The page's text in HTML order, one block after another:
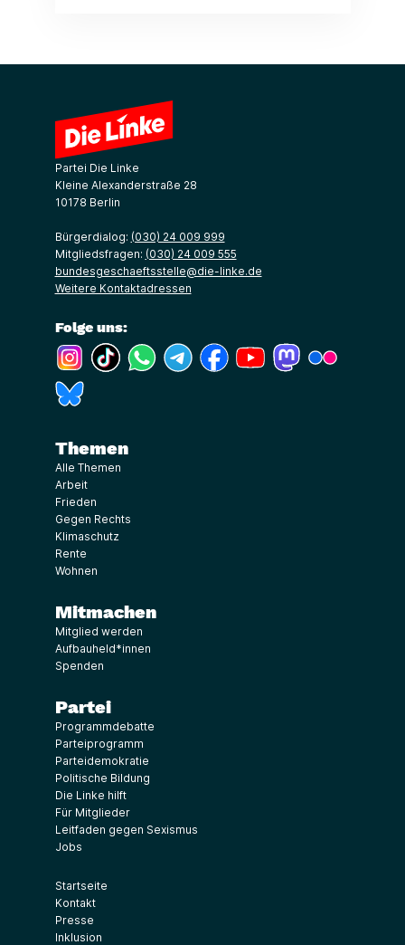
Partei Die Linke
Kleine Alexanderstraße 28
10178 Berlin
Bürgerdialog: (030) 24 009 999
Mitgliedsfragen: (030) 24 009 555
bundesgeschaeftsstelle@die-linke.de
Weitere Kontaktadressen
Folge uns:
(Link öffnet ein neues Fenster)
(Link öffnet ein neues Fenster)
(Link öffnet ein neues Fenster)
(Link öffnet ein neues Fenster)
(Link öffnet ein neues Fenster)
(Link öffnet ein neues
(Link öffnet ein
Themen
Alle Themen
Arbeit
Frieden
Gegen Rechts
Klimaschutz
Rente
Wohnen
Mitmachen
Mitglied werden
Aufbauheld*innen
Spenden
Partei
Programmdebatte
Parteiprogramm
Parteidemokratie
Politische Bildung
Die Linke hilft
Für Mitglieder
Leitfaden gegen Sexismus
Jobs
Startseite
Kontakt
Presse
Inklusion